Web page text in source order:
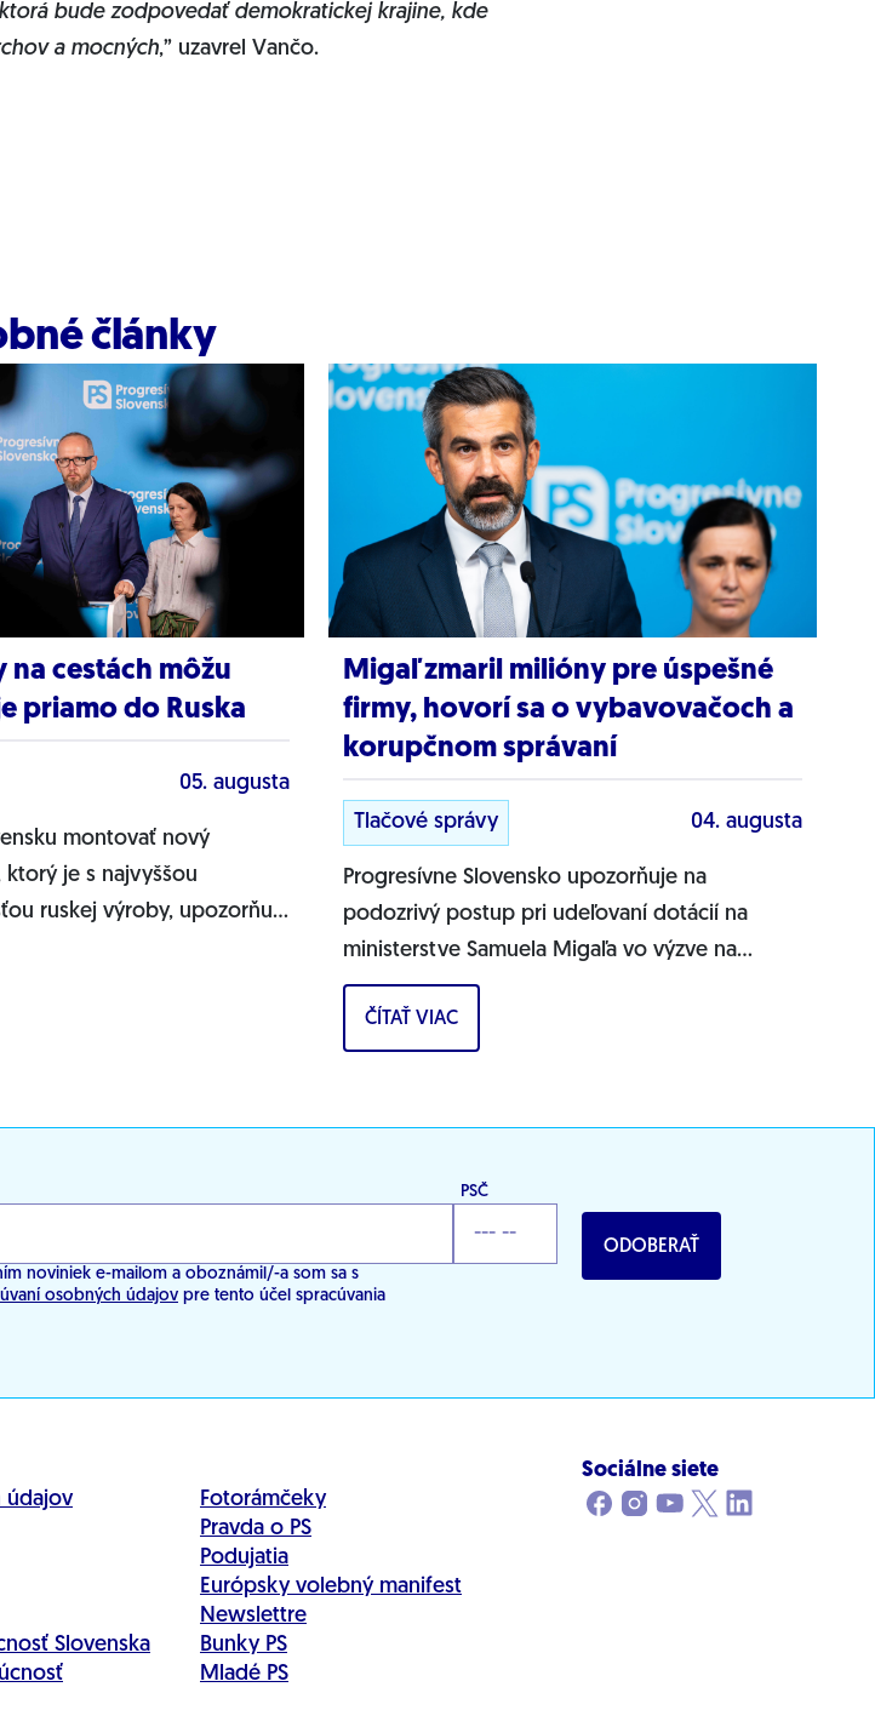
bude zodpovedať demokratickej krajine, kde
a mocných,” uzavrel Vančo.
články
na cestách môžu
priamo do Ruska
05. augusta
montovať nový
ktorý je s najvyššou
ruskej výroby, upozorňuje
Migaľ zmaril milióny pre úspešné
firmy, hovorí sa o vybavovačoch a
korupčnom správaní
Tlačové správy 04. augusta
Progresívne Slovensko upozorňuje na
podozrivý postup pri udeľovaní dotácií na
ministerstve Samuela Migaľa vo výzve na
podporu výskumu a vývoja v oblasti digitálnej
transformácie...
ČÍTAŤ VIAC
PSČ
noviniek e-mailom a oboznámil/-a som sa s
osobných údajov pre tento účel spracúvania
ODOBERAŤ
údajov
Slovenska
Fotorámčeky
Pravda o PS
Podujatia
Európsky volebný manifest
Newslettre
Bunky PS
Mladé PS
Sociálne siete